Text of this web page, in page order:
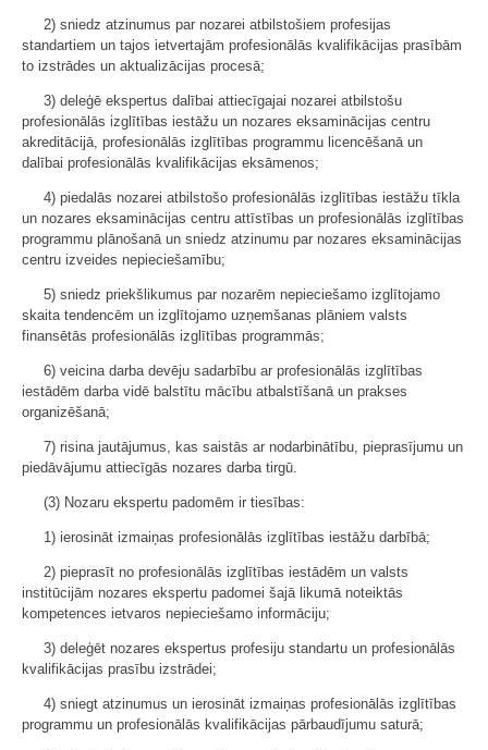
2) sniedz atzinumus par nozarei atbilstošiem profesijas
standartiem un tajos ietvertajām profesionālās kvalifikācijas prasībām
to izstrādes un aktualizācijas procesā;
3) deleģē ekspertus dalībai attiecīgajai nozarei atbilstošu
profesionālās izglītības iestāžu un nozares eksaminācijas centru
akreditācijā, profesionālās izglītības programmu licencēšanā un
dalībai profesionālās kvalifikācijas eksāmenos;
4) piedalās nozarei atbilstošo profesionālās izglītības iestāžu tīkla
un nozares eksaminācijas centru attīstības un profesionālās izglītības
programmu plānošanā un sniedz atzinumu par nozares eksaminācijas
centru izveides nepieciešamību;
5) sniedz priekšlikumus par nozarēm nepieciešamo izglītojamo
skaita tendencēm un izglītojamo uzņemšanas plāniem valsts
finansētās profesionālās izglītības programmās;
6) veicina darba devēju sadarbību ar profesionālās izglītības
iestādēm darba vidē balstītu mācību atbalstīšanā un prakses
organizēšanā;
7) risina jautājumus, kas saistās ar nodarbinātību, pieprasījumu un
piedāvājumu attiecīgās nozares darba tirgū.
(3) Nozaru ekspertu padomēm ir tiesības:
1) ierosināt izmaiņas profesionālās izglītības iestāžu darbībā;
2) pieprasīt no profesionālās izglītības iestādēm un valsts
institūcijām nozares ekspertu padomei šajā likumā noteiktās
kompetences ietvaros nepieciešamo informāciju;
3) deleģēt nozares ekspertus profesiju standartu un profesionālās
kvalifikācijas prasību izstrādei;
4) sniegt atzinumus un ierosināt izmaiņas profesionālās izglītības
programmu un profesionālās kvalifikācijas pārbaudījumu saturā;